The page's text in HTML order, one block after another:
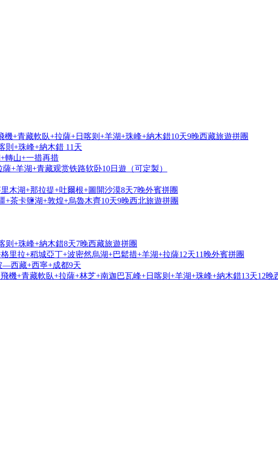
+青藏軟臥+拉薩+日喀则+羊湖+珠峰+納木錯10天9晚西藏旅遊拼團
則+珠峰+納木錯 11天
轉山+一措再措
+羊湖+青藏观赏铁路软卧10日遊（可定製）
木湖+那拉提+吐爾根+圖開沙漠8天7晚外賓拼團
+茶卡鹽湖+敦煌+烏魯木齊10天9晚西北旅遊拼團
则+珠峰+納木錯8天7晚西藏旅遊拼團
里拉+稻城亞丁+波密然烏湖+巴鬆措+羊湖+拉薩12天11晚外賓拼團
—西藏+西寧+成都9天
機+青藏軟臥+拉薩+林芝+南迦巴瓦峰+日喀则+羊湖+珠峰+納木錯13天12晚